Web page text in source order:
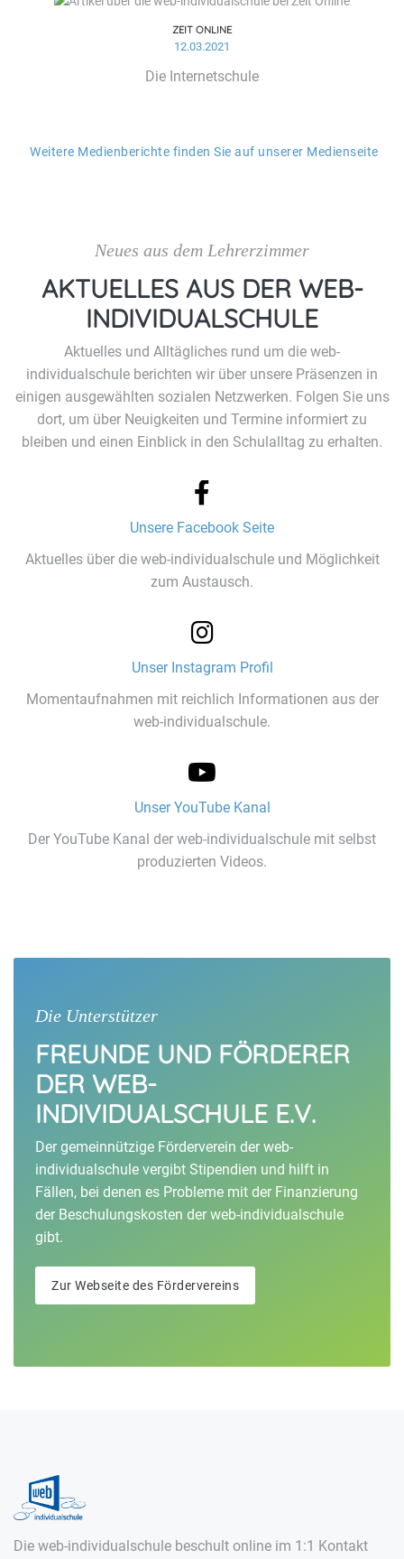
ZEIT ONLINE
12.03.2021
Die Internetschule
Weitere Medienberichte finden Sie auf unserer Medienseite
Neues aus dem Lehrerzimmer
AKTUELLES AUS DER WEB-
INDIVIDUALSCHULE
Aktuelles und Alltägliches rund um die web-
individualschule berichten wir über unsere Präsenzen in
einigen ausgewählten sozialen Netzwerken. Folgen Sie uns
dort, um über Neuigkeiten und Termine informiert zu
bleiben und einen Einblick in den Schulalltag zu erhalten.
Unsere Facebook Seite
Aktuelles über die web-individualschule und Möglichkeit
zum Austausch.
Unser Instagram Profil
Momentaufnahmen mit reichlich Informationen aus der
web-individualschule.
Unser YouTube Kanal
Der YouTube Kanal der web-individualschule mit selbst
produzierten Videos.
Die Unterstützer
FREUNDE UND FÖRDERER
DER WEB-
INDIVIDUALSCHULE E.V.
Der gemeinnützige Förderverein der web-
individualschule vergibt Stipendien und hilft in
Fällen, bei denen es Probleme mit der Finanzierung
der Beschulungskosten der web-individualschule
gibt.
Zur Webseite des Fördervereins
Die web-individualschule beschult online im 1:1 Kontakt